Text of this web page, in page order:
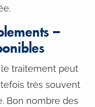
–
traitement peut
très souvent
Bon nombre des